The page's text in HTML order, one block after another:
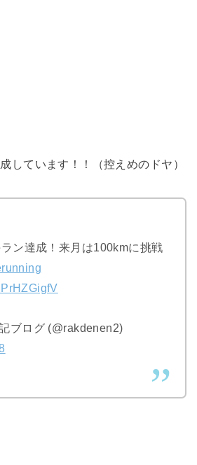
しています！！（控えめのドヤ）
ン達成！来月は100kmに挑戦
ブログ (@rakdenen2)